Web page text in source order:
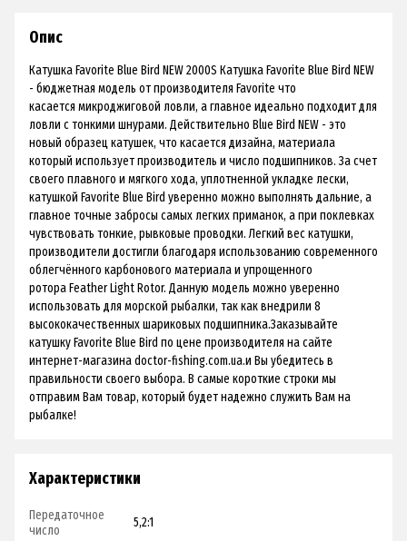
Опис
Катушка Favorite Blue Bird NEW 2000S Катушка Favorite Blue Bird NEW
- бюджетная модель от производителя Favorite что
касается микроджиговой ловли, а главное идеально подходит для
ловли с тонкими шнурами. Действительно Blue Bird NEW - это
новый образец катушек, что касается дизайна, материала
который использует производитель и число подшипников. За счет
своего плавного и мягкого хода, уплотненной укладке лески,
катушкой Favorite Blue Bird уверенно можно выполнять дальние, а
главное точные забросы самых легких приманок, а при поклевках
чувствовать тонкие, рывковые проводки. Легкий вес катушки,
производители достигли благодаря использованию современного
облегчённого карбонового материала и упрощенного
ротора Feather Light Rotor. Данную модель можно уверенно
использовать для морской рыбалки, так как внедрили 8
высококачественных шариковых подшипника.Заказывайте
катушку Favorite Blue Bird по цене производителя на сайте
интернет-магазина doctor-fishing.сom.ua.и Вы убедитесь в
правильности своего выбора. В самые короткие строки мы
отправим Вам товар, который будет надежно служить Вам на
рыбалке!
Характеристики
Передаточное
число
5,2:1